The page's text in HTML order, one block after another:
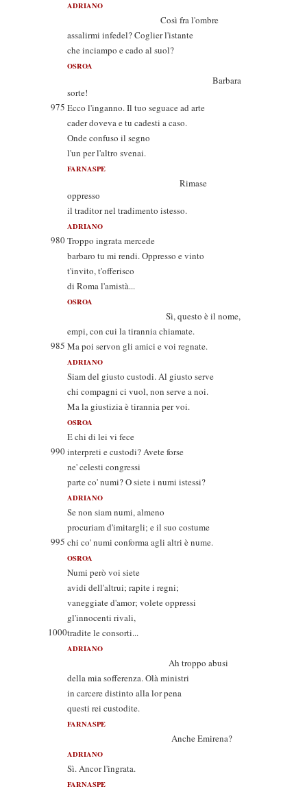
ADRIANO
Così fra l'ombre
assalirmi infedel? Coglier l'istante
che inciampo e cado al suol?
OSROA
Barbara
sorte!
975 Ecco l'inganno. Il tuo seguace ad arte
cader doveva e tu cadesti a caso.
Onde confuso il segno
l'un per l'altro svenai.
FARNASPE
Rimase
oppresso
il traditor nel tradimento istesso.
ADRIANO
980Troppo ingrata mercede
barbaro tu mi rendi. Oppresso e vinto
t'invito, t'offerisco
di Roma l'amistà...
OSROA
Sì, questo è il nome,
empi, con cui la tirannia chiamate.
985 Ma poi servon gli amici e voi regnate.
ADRIANO
Siam del giusto custodi. Al giusto serve
chi compagni ci vuol, non serve a noi.
Ma la giustizia è tirannia per voi.
OSROA
E chi di lei vi fece
990interpreti e custodi? Avete forse
ne' celesti congressi
parte co' numi? O siete i numi istessi?
ADRIANO
Se non siam numi, almeno
procuriam d'imitargli; e il suo costume
995 chi co' numi conforma agli altri è nume.
OSROA
Numi però voi siete
avidi dell'altrui; rapite i regni;
vaneggiate d'amor; volete oppressi
gl'innocenti rivali,
1000tradite le consorti...
ADRIANO
Ah troppo abusi
della mia sofferenza. Olà ministri
in carcere distinto alla lor pena
questi rei custodite.
FARNASPE
Anche Emirena?
ADRIANO
Sì. Ancor l'ingrata.
FARNASPE